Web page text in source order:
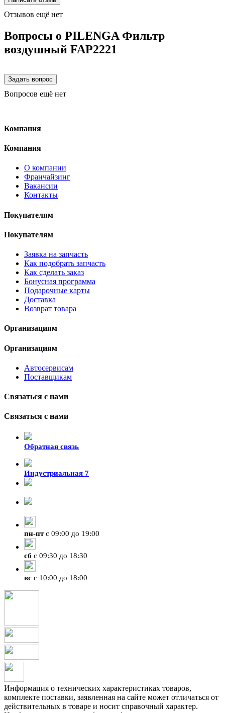
Отзывов ещё нет
Вопросы о PILENGA Фильтр
воздушный FAP2221
Вопросов ещё нет
Компания
Компания
О компании
Франчайзинг
Вакансии
Контакты
Покупателям
Покупателям
Заявка на запчасть
Как подобрать запчасть
Как сделать заказ
Бонусная программа
Подарочные карты
Доставка
Возврат товара
Организациям
Организациям
Автосервисам
Поставщикам
Связаться с нами
Связаться с нами
Обратная связь
Индустриальная 7
пн-птс 09:00 до 19:00
сб с 09:30 до 18:30
вс с 10:00 до 18:00
Информация о технических характеристиках товаров,
комплекте поставки, заявленная на сайте может отличаться от
действительных в товаре и носит справочный характер.